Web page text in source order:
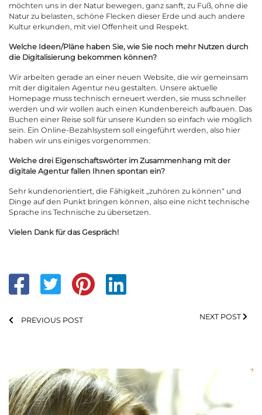
möchten uns in der Natur bewegen, ganz sanft, zu Fuß, ohne die
Natur zu belasten, schöne Flecken dieser Erde und auch andere
Kultur erkunden, mit viel Offenheit und Respekt.
Welche Ideen/Pläne haben Sie, wie Sie noch mehr Nutzen durch
die Digitalisierung bekommen können?
Wir arbeiten gerade an einer neuen Website, die wir gemeinsam
mit der digitalen Agentur neu gestalten. Unsere aktuelle
Homepage muss technisch erneuert werden, sie muss schneller
werden und wir wollen auch einen Kundenbereich aufbauen. Das
Buchen einer Reise soll für unsere Kunden so einfach wie möglich
sein. Ein Online-Bezahlsystem soll eingeführt werden, also hier
haben wir uns einiges vorgenommen.
Welche drei Eigenschaftswörter im Zusammenhang mit der
digitale Agentur fallen Ihnen spontan ein?
Sehr kundenorientiert, die Fähigkeit „zuhören zu können“ und
Dinge auf den Punkt bringen können, also eine nicht technische
Sprache ins Technische zu übersetzen.
Vielen Dank für das Gespräch!
PREVIOUS POST NEXT POST